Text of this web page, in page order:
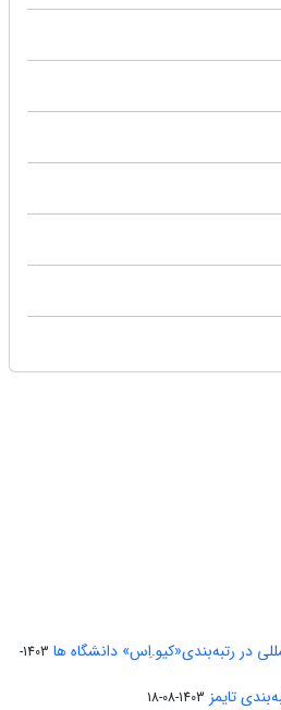
در رتبه‌بندی«کیو.اِس» دانشگاه ها
1403-
تایمز 1403-08-18